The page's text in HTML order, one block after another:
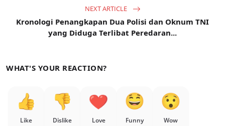
NEXT ARTICLE
Kronologi Penangkapan Dua Polisi dan Oknum TNI
yang Diduga Terlibat Peredaran...
WHAT'S YOUR REACTION?
Like Dislike Love Funny Wow